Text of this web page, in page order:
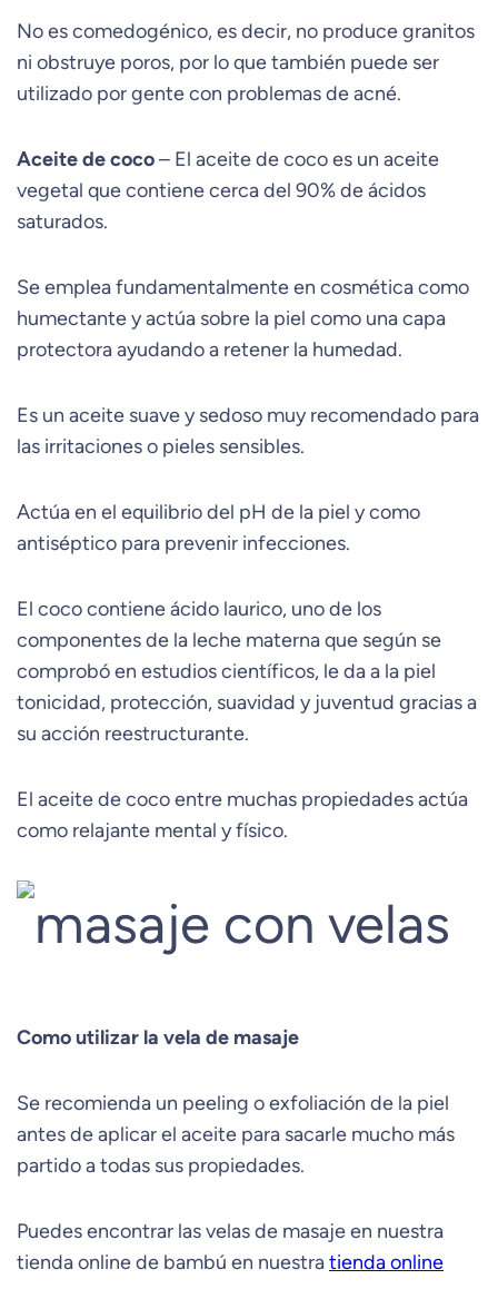
No es comedogénico, es decir, no produce granitos
ni obstruye poros, por lo que también puede ser
utilizado por gente con problemas de acné.
Aceite de coco– El aceite de coco es un aceite
vegetal que contiene cerca del 90% de ácidos
saturados.
Se emplea fundamentalmente en cosmética como
humectante y actúa sobre la piel como una capa
protectora ayudando a retener la humedad.
Es un aceite suave y sedoso muy recomendado para
las irritaciones o pieles sensibles.
Actúa en el equilibrio del pH de la piel y como
antiséptico para prevenir infecciones.
El coco contiene ácido laurico, uno de los
componentes de la leche materna que según se
comprobó en estudios científicos, le da a la piel
tonicidad, protección, suavidad y juventud gracias a
su acción reestructurante.
El aceite de coco entre muchas propiedades actúa
como relajante mental y físico.
Como utilizar la vela de masaje
Se recomienda un peeling o exfoliación de la piel
antes de aplicar el aceite para sacarle mucho más
partido a todas sus propiedades.
Puedes encontrar las velas de masaje en nuestra
tienda online de bambú en nuestratienda online